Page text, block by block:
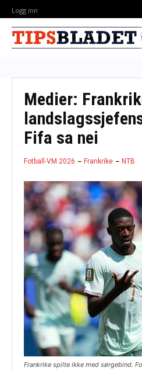
Logg inn
Medier:
Fifa sa nei
Fotball-VM 2026 Frankrike NTB
Frankrike spilte ikke med sørgebind.